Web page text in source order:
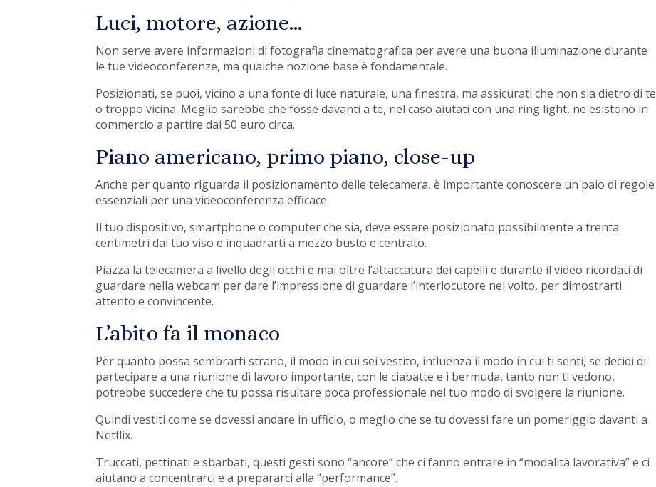
Luci, motore, azione…
Non serve avere informazioni di fotografia cinematografica per avere una buona illuminazione durante
le tue videoconferenze, ma qualche nozione base è fondamentale.
Posizionati, se puoi, vicino a una fonte di luce naturale, una finestra, ma assicurati che non sia dietro di te
o troppo vicina. Meglio sarebbe che fosse davanti a te, nel caso aiutati con una ring light, ne esistono in
commercio a partire dai 50 euro circa.
Piano americano, primo piano, close-up
Anche per quanto riguarda il posizionamento delle telecamera, è importante conoscere un paio di regole
essenziali per una videoconferenza efficace.
Il tuo dispositivo, smartphone o computer che sia, deve essere posizionato possibilmente a trenta
centimetri dal tuo viso e inquadrarti a mezzo busto e centrato.
Piazza la telecamera a livello degli occhi e mai oltre l’attaccatura dei capelli e durante il video ricordati di
guardare nella webcam per dare l’impressione di guardare l’interlocutore nel volto, per dimostrarti
attento e convincente.
L’abito fa il monaco
Per quanto possa sembrarti strano, il modo in cui sei vestito, influenza il modo in cui ti senti, se decidi di
partecipare a una riunione di lavoro importante, con le ciabatte e i bermuda, tanto non ti vedono,
potrebbe succedere che tu possa risultare poca professionale nel tuo modo di svolgere la riunione.
Quindi vestiti come se dovessi andare in ufficio, o meglio che se tu dovessi fare un pomeriggio davanti a
Netflix.
Truccati, pettinati e sbarbati, questi gesti sono “ancore” che ci fanno entrare in “modalità lavorativa” e ci
aiutano a concentrarci e a prepararci alla “performance”.